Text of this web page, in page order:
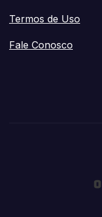
Termos de Uso
Fale Conosco